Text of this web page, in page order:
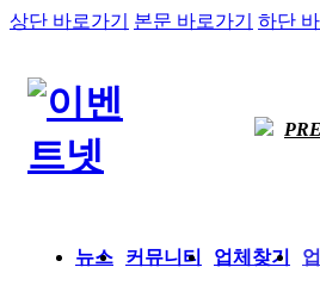
상단 바로가기 본문 바로가기 하단
뉴스 커뮤니티 업체찾기